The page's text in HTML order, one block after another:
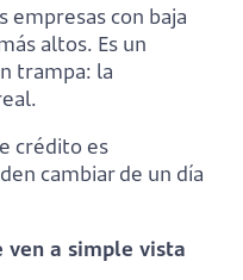
empresas con baja
altos. Es un
trampa: la
crédito es
cambiar de un día
ven a simple vista